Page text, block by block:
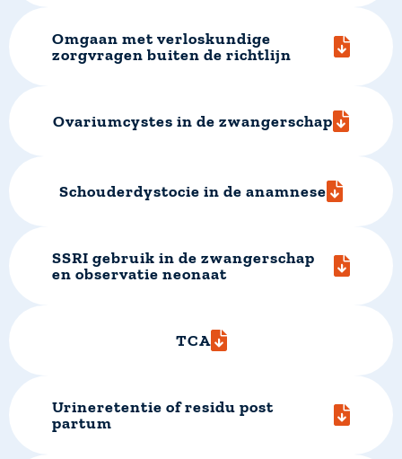
Omgaan met verloskundige
zorgvragen buiten de richtlijn
Ovariumcystes in de zwangerschap
Schouderdystocie in de anamnese
SSRI gebruik in de zwangerschap
en observatie neonaat
TCA
Urineretentie of residu post
partum